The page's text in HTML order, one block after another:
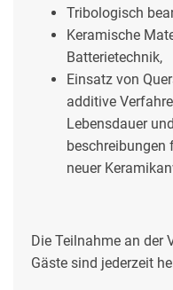
Tribologisch
Keramische
Batterietechnik,
Einsatz von
additive
Lebensdauer
beschreibungen
neuer
Die Teilnahme an der
Gäste sind jederzeit